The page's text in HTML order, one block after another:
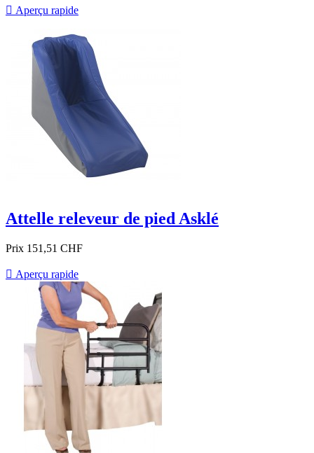
 Aperçu rapide
Attelle releveur de pied Asklé
Prix 151,51 CHF
 Aperçu rapide